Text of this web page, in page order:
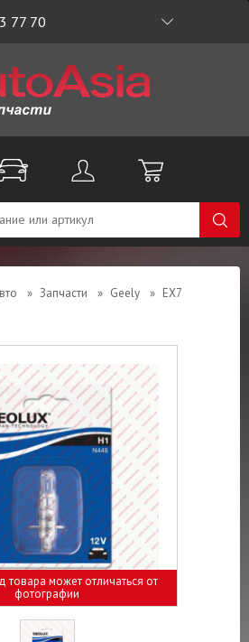
77 70
» Запчасти » Geely » EX7
товара может отличаться от
фотографии